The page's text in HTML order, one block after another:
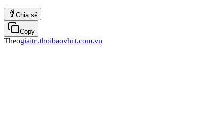
Chia sẻ
Copy
Theogiaitri.thoibaovhnt.com.vn